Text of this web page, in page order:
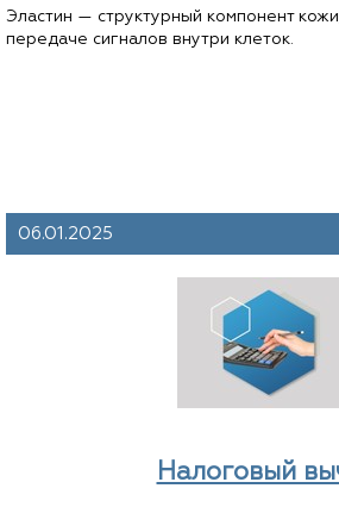
Эластин — структурный компонент
передаче сигналов внутри клеток.
06.01.2025
Налоговый